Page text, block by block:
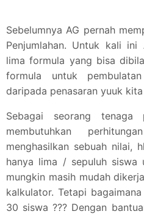
Sebelumnya AG pernah
Penjumlahan. Untuk kali
lima formula yang bisa
formula untuk
daripada penasaran yuuk kita
Sebagai seorang tenaga
membutuhkan
menghasilkan sebuah nilai,
hanya lima / sepuluh siswa
mungkin masih mudah
kalkulator. Tetapi
30 siswa ??? Dengan